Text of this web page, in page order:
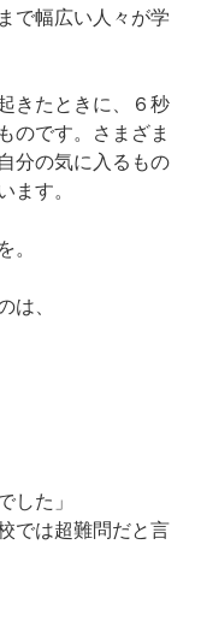
で幅広い人々が学
きたときに、６秒
のです。さまざま
分の気に入るもの
ます。
。
は、
した」
では超難問だと言